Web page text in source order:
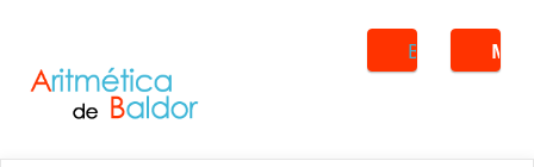
Buscar